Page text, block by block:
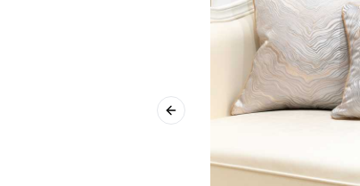
Previous slide